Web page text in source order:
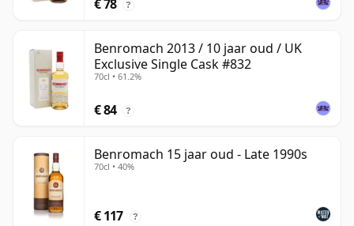
€ 78 ?
Benromach 2013 / 10 jaar oud / UK
Exclusive Single Cask #832
70cl • 61.2%
€ 84 ?
Benromach 15 jaar oud - Late 1990s
70cl • 40%
€ 117 ?